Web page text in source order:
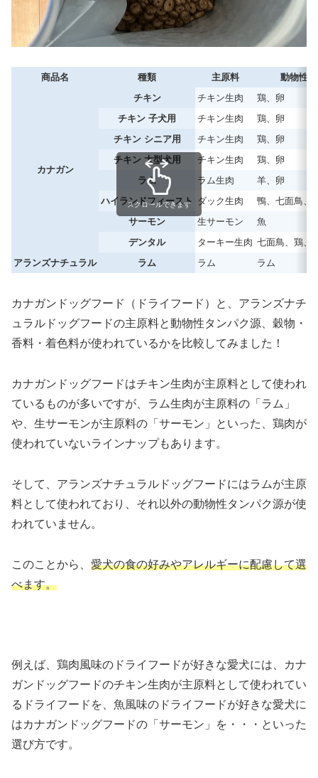
商品名 種類 主原料 動物性
カナガン
チキン チキン生肉
鶏、卵
チキン 子犬用
チキン生肉
鶏、卵
チキン シニア用
チキン生肉
鶏、卵
チキン 大型犬用
チキン生肉
鶏、卵
ラム
ラム生肉
羊、卵
ハイランドフィースト
ダック生肉
鴨、七面鳥、
サーモン
生サーモン
魚
デンタル
ターキー生肉 七面鳥、鶏、
アランズナチュラル
ラム ラム ラム
スクロールできます
カナガンドッグフード（ドライフード）と、アランズナチ
ュラルドッグフードの主原料と動物性タンパク源、穀物・
香料・着色料が使われているかを比較してみました！
カナガンドッグフードはチキン生肉が主原料として使われ
ているものが多いですが、ラム生肉が主原料の「ラム」
や、生サーモンが主原料の「サーモン」といった、鶏肉が
使われていないラインナップもあります。
そして、アランズナチュラルドッグフードにはラムが主原
料として使われており、それ以外の動物性タンパク源が使
われていません。
このことから、 愛犬の食の好みやアレルギーに配慮して選
べます。
例えば、鶏肉風味のドライフードが好きな愛犬には、カナ
ガンドッグフードのチキン生肉が主原料として使われてい
るドライフードを、魚風味のドライフードが好きな愛犬に
はカナガンドッグフードの「サーモン」を・・・といった
選び方です。